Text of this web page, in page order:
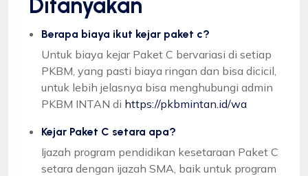
Berapa biaya ikut kejar paket c?
Untuk biaya kejar Paket C bervariasi di setiap
PKBM, yang pasti biaya ringan dan bisa dicicil,
untuk lebih jelasnya bisa menghubungi admin
PKBM INTAN di https://pkbmintan.id/wa
Kejar Paket C setara apa?
Ijazah program pendidikan kesetaraan Paket C
setara dengan ijazah SMA, baik untuk program